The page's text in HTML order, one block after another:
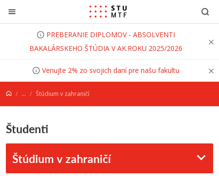
Prejsť na obsah
PREBERANIE DIPLOMOV - ABSOLVENTI
BAKALÁRSKEHO ŠTÚDIA V AK.ROKU 2025/2026
Venujte 2% zo svojich daní pre našu fakultu
... Štúdium v zahraničí
Študenti
Štúdium v zahraničí